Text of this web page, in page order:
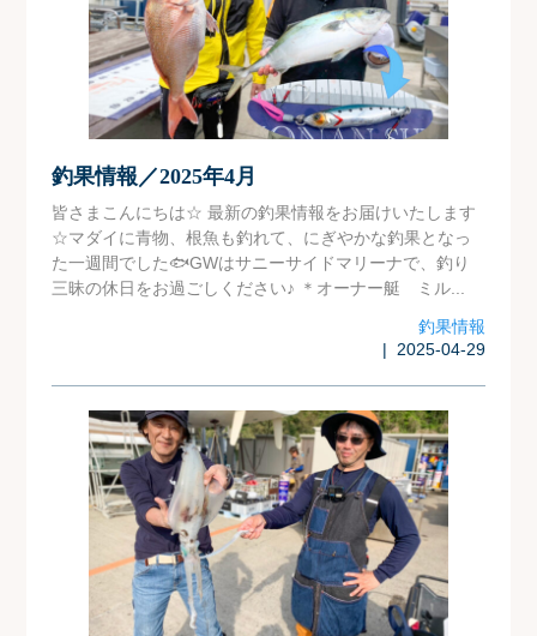
釣果情報／2025年4月
皆さまこんにちは☆ 最新の釣果情報をお届けいたします
☆マダイに青物、根魚も釣れて、にぎやかな釣果となっ
た一週間でした🐟GWはサニーサイドマリーナで、釣り
三昧の休日をお過ごしください♪ ＊オーナー艇 ミル...
釣果情報
| 2025-04-29